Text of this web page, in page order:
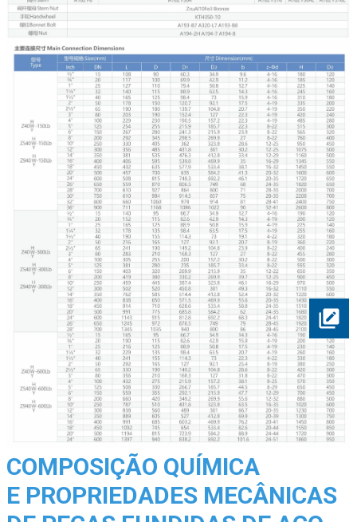
COMPOSIÇÃO QUÍMICA
E PROPRIEDADES MECÂNICAS